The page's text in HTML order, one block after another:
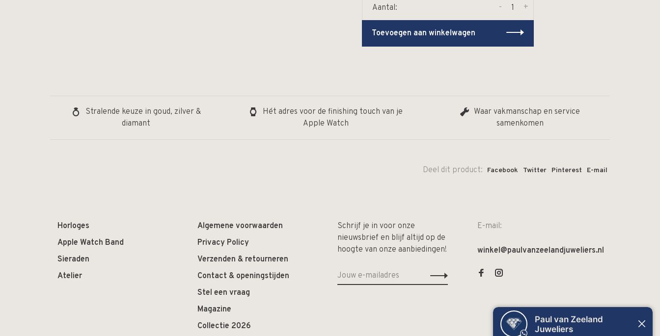
Aantal: +
-
Toevoegen aan winkelwagen
Stralende keuze in goud, zilver &
diamant
Hét adres voor de finishing touch van je
Apple Watch
Waar vakmanschap en service
samenkomen
Deel dit product: Facebook Twitter Pinterest E-mail
Horloges
Apple Watch Band
Sieraden
Atelier
Algemene voorwaarden
Privacy Policy
Verzenden & retourneren
Contact & openingstijden
Stel een vraag
Magazine
Collectie 2026
Schrijf je in voor onze
nieuwsbrief en blijf altijd op de
hoogte van onze aanbiedingen!
E-mail:
winkel@paulvanzeelandjuweliers.nl